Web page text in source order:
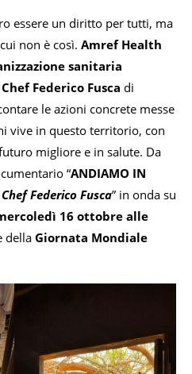
essere un diritto per tutti, ma
non è così. Amref Health
sanitaria
Chef Federico Fusca di
le azioni concrete messe
vive in questo territorio, con
migliore e in salute. Da
“ANDIAMO IN
Federico Fusca” in onda su
16 ottobre alle
della Giornata Mondiale